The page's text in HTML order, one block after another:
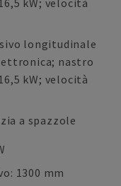
kW; velocità
longitudinale
nastro
kW; velocità
a spazzole
1300 mm